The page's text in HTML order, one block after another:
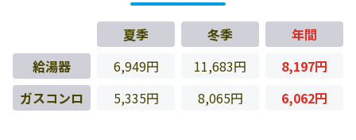
夏季 冬季
年間
給湯器
6,949円 11,683円
8,197円
ガスコンロ
5,335円 8,065円 6,062円